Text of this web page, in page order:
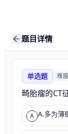
题目详情
单选题 难度
畸胎瘤的CT
A A.多为薄